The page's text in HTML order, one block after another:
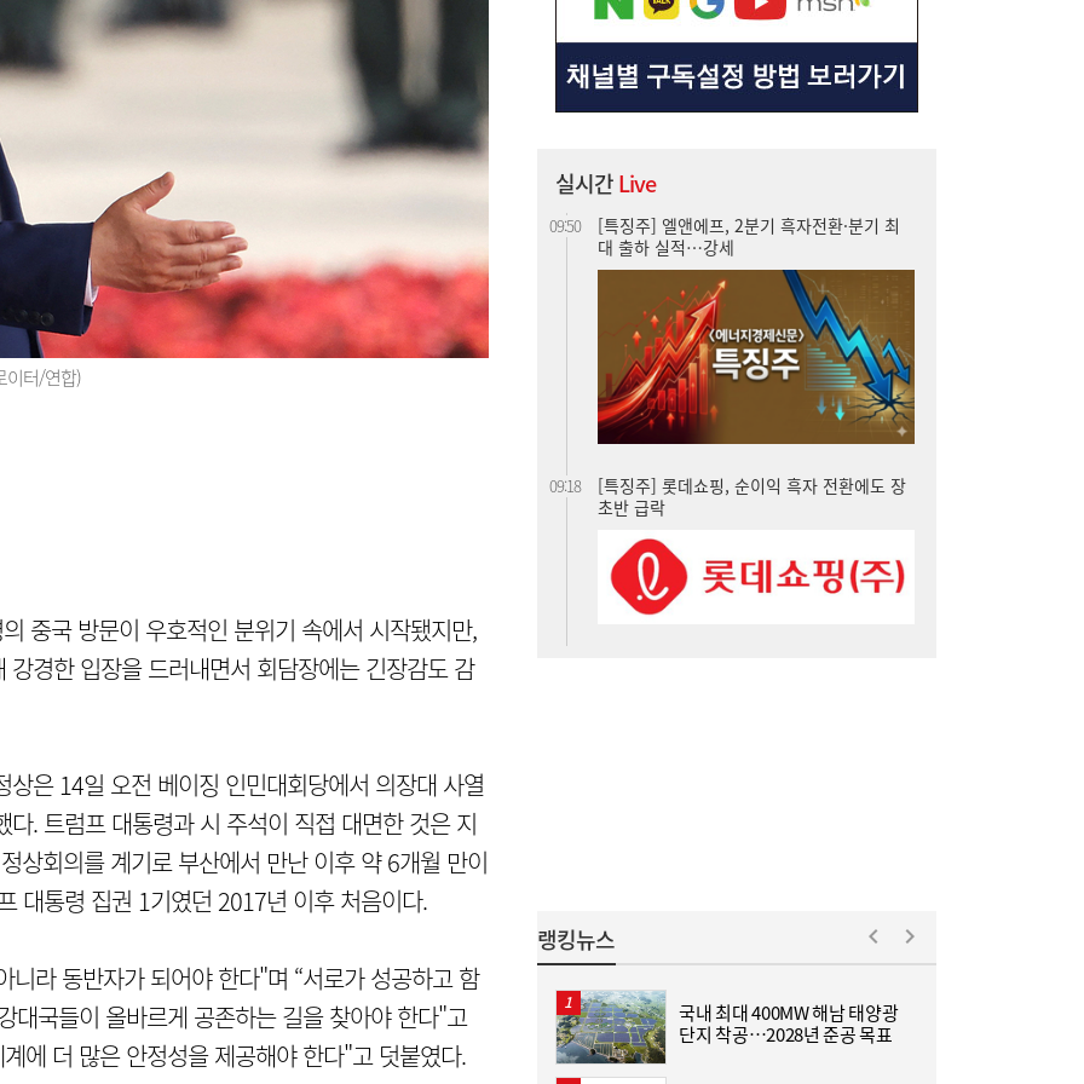
이터/연합)
중국 방문이 우호적인 분위기 속에서 시작됐지만,
경한 입장을 드러내면서 회담장에는 긴장감도 감
은 14일 오전 베이징 인민대회당에서 의장대 사열
. 트럼프 대통령과 시 주석이 직접 대면한 것은 지
상회의를 계기로 부산에서 만난 이후 약 6개월 만이
대통령 집권 1기였던 2017년 이후 처음이다.
라 동반자가 되어야 한다"며 “서로가 성공하고 함
대국들이 올바르게 공존하는 길을 찾아야 한다"고
에 더 많은 안정성을 제공해야 한다"고 덧붙였다.
실시간Live
09:50
[특징주] 엘앤에프, 2분기 흑자전환·분기 최
대 출하 실적…강세
[특징주] 롯데쇼핑, 순이익 흑자 전환에도 장
“201g, 이렇게 가벼워졌어?” 갤럭시 폴더블
행정명령 서명
랭킹뉴스
국내 최대 400MW 해남 태양광
단지 착공…2028년 준공 목표